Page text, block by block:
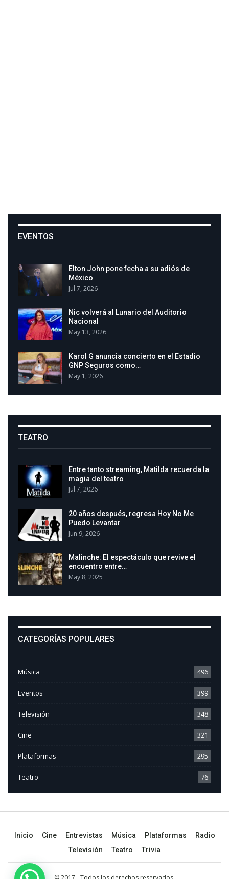
EVENTOS
Elton John pone fecha a su adiós de
México
Jul 7, 2026
Nic volverá al Lunario del Auditorio
Nacional
May 13, 2026
Karol G anuncia concierto en el Estadio
GNP Seguros como…
May 1, 2026
TEATRO
Entre tanto streaming, Matilda recuerda la
magia del teatro
Jul 7, 2026
20 años después, regresa Hoy No Me
Puedo Levantar
Jun 9, 2026
Malinche: El espectáculo que revive el
encuentro entre…
May 8, 2025
CATEGORÍAS POPULARES
Música 496
Eventos 399
Televisión 348
Cine 321
Plataformas 295
Teatro 76
Inicio Cine Entrevistas Música Plataformas
Radio
Televisión
Teatro Trivia